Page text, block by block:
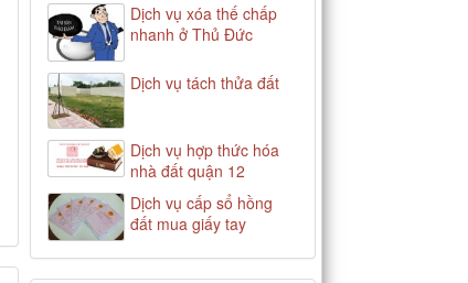
Dịch vụ xóa thế chấp
nhanh ở Thủ Đức
Dịch vụ tách thửa đất
Dịch vụ hợp thức hóa
nhà đất quận 12
Dịch vụ cấp sổ hồng
đất mua giấy tay